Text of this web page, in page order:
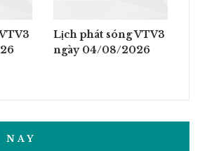
Lịch phát sóng VTV3
ngày 04/08/2026
NAY